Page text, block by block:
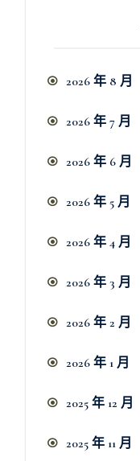
2026 年 8 月
2026 年 7 月
2026 年 6 月
2026 年 5 月
2026 年 4 月
2026 年 3 月
2026 年 2 月
2026 年 1 月
2025 年 12 月
2025 年 11 月